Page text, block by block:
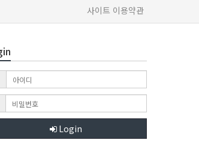
사이트 이용약관
Login